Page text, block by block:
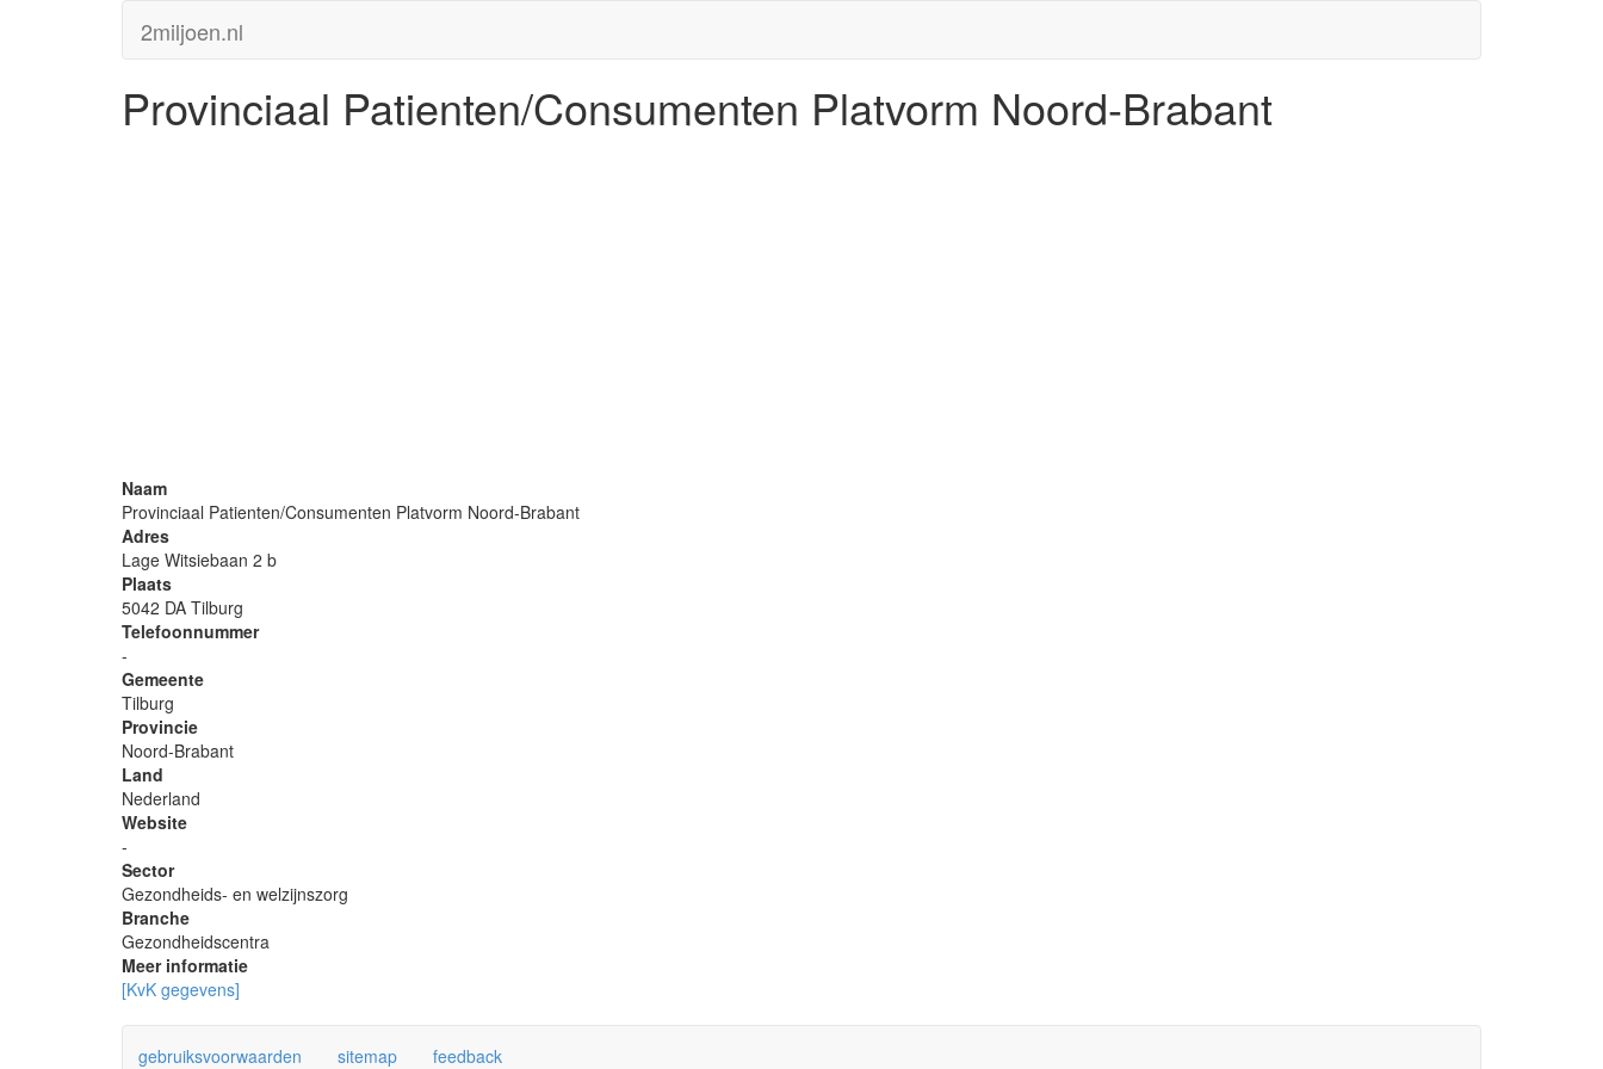
2miljoen.nl
Provinciaal Patienten/Consumenten Platvorm Noord-Brabant
Naam
Provinciaal Patienten/Consumenten Platvorm Noord-Brabant
Adres
Lage Witsiebaan 2 b
Plaats
5042 DA Tilburg
Telefoonnummer
-
Gemeente
Tilburg
Provincie
Noord-Brabant
Land
Nederland
Website
-
Sector
Gezondheids- en welzijnszorg
Branche
Gezondheidscentra
Meer informatie
[KvK gegevens]
gebruiksvoorwaarden sitemap feedback